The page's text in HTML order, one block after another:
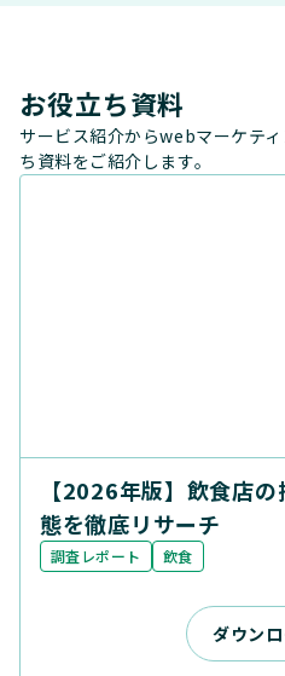
お役立ち資料
サービス紹介からwebマーケテ
ち資料をご紹介します。
【2026年版】飲食店
態を徹底リサーチ
調査レポート 飲食
ダウン